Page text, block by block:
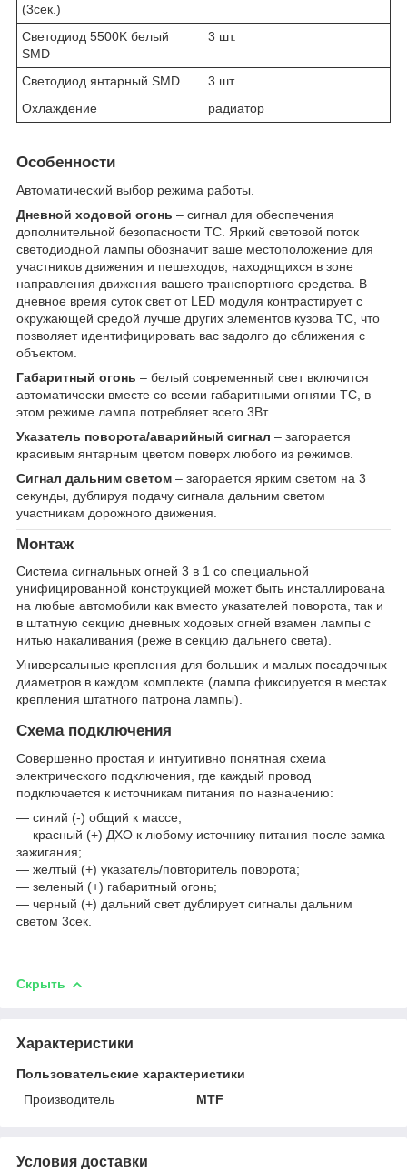
(3сек.)
Светодиод 5500K белый
SMD
3 шт.
Светодиод янтарный SMD
3 шт.
Охлаждение
радиатор
Особенности
Автоматический выбор режима работы.
Дневной ходовой огонь – сигнал для обеспечения
дополнительной безопасности ТС. Яркий световой поток
светодиодной лампы обозначит ваше местоположение для
участников движения и пешеходов, находящихся в зоне
направления движения вашего транспортного средства. В
дневное время суток свет от LED модуля контрастирует с
окружающей средой лучше других элементов кузова ТС, что
позволяет идентифицировать вас задолго до сближения с
объектом.
Габаритный огонь – белый современный свет включится
автоматически вместе со всеми габаритными огнями ТС, в
этом режиме лампа потребляет всего 3Вт.
Указатель поворота/аварийный сигнал – загорается
красивым янтарным цветом поверх любого из режимов.
Сигнал дальним светом – загорается ярким светом на 3
секунды, дублируя подачу сигнала дальним светом
участникам дорожного движения.
Монтаж
Система сигнальных огней 3 в 1 со специальной
унифицированной конструкцией может быть инсталлирована
на любые автомобили как вместо указателей поворота, так и
в штатную секцию дневных ходовых огней взамен лампы с
нитью накаливания (реже в секцию дальнего света).
Универсальные крепления для больших и малых посадочных
диаметров в каждом комплекте (лампа фиксируется в местах
крепления штатного патрона лампы).
Схема подключения
Совершенно простая и интуитивно понятная схема
электрического подключения, где каждый провод
подключается к источникам питания по назначению:
— синий (-) общий к массе;
— красный (+) ДХО к любому источнику питания после замка
зажигания;
— желтый (+) указатель/повторитель поворота;
— зеленый (+) габаритный огонь;
— черный (+) дальний свет дублирует сигналы дальним
светом 3сек.
Скрыть
Характеристики
Пользовательские характеристики
Производитель
MTF
Условия доставки